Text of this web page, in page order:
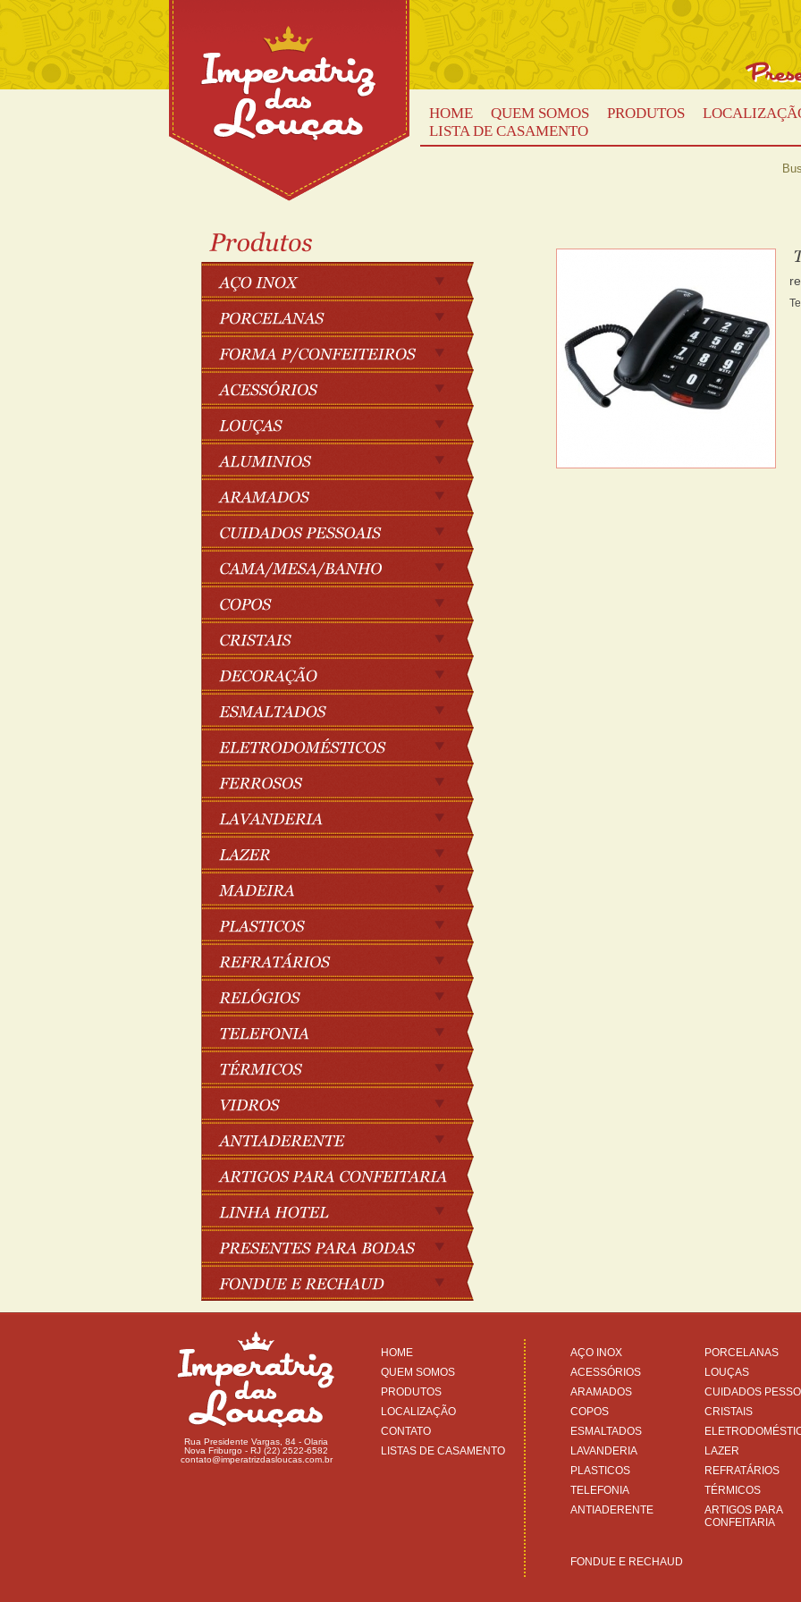
HOME QUEM SOMOS PRODUTOS
LISTA DE CASAMENTO
Rua Presidente Vargas, 84 - Olaria
Nova Friburgo - RJ (22) 2522-6582
contato@imperatrizdasloucas.com.br
HOME
QUEM SOMOS
PRODUTOS
LOCALIZAÇÃO
CONTATO
LISTAS DE CASAMENTO
AÇO INOX PORCELANAS
ACESSÓRIOS
LOUÇAS
ARAMADOS
CUIDADOS
COPOS
CRISTAIS
ESMALTADOS
LAVANDERIA
LAZER
PLASTICOS
REFRATÁRIOS
TELEFONIA
TÉRMICOS
ANTIADERENTE
ARTIGOS PARA
CONFEITARIA
FONDUE E RECHAUD